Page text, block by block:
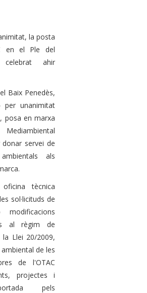
la posta
en el Ple del
celebrat ahir
Baix Penedès,
per unanimitat
posa en marxa
donar servei de
als
oficina tècnica
sol·licituds de
al règim de
la Llei 20/2009,
de les
de l'OTAC
projectes i
pels